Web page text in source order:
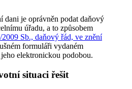
dani je oprávněn podat daňový
úřadu, a to způsobem
Sb., daňový řád, ve znění
formuláři vydaném
elektronickou podobou.
situaci řešit